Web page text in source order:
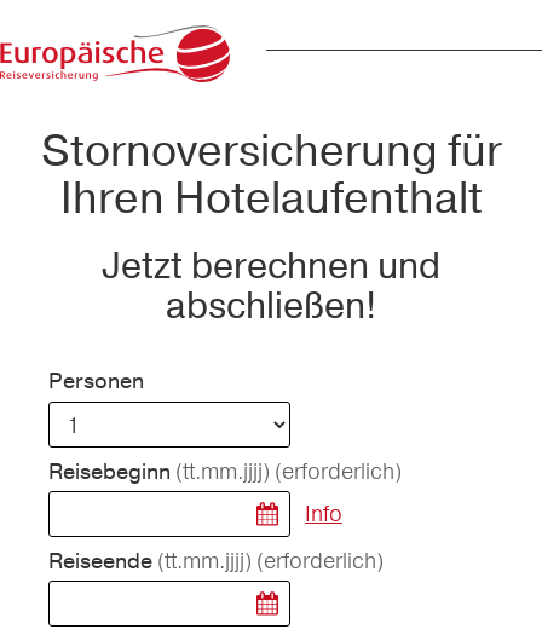
Stornoversicherung für
Ihren Hotelaufenthalt
Jetzt berechnen und
abschließen!
Personen
Reisebeginn (tt.mm.jjjj) (erforderlich)
Info
Reiseende (tt.mm.jjjj) (erforderlich)